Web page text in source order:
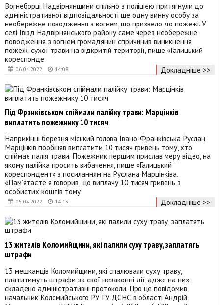
06.04.2022 14:08
Вогнеборці Надвірнянщини спільно з поліцією притягнули до
адміністративної відповідальності ще одну винну особу за
необережне поводження з вогнем, що призвело до пожежі. У
селі Гвізд Надвірнянського району саме через необережне
поводження з вогнем громадянин спричинив виникнення
пожежі сухої трави на відкритій території, пише «Галицький
кореспонде
Докладніше >>
05.04.2022 14:15
Під Франківськом спіймали палійку трави: Марцінків
виплатить пожежнику 10 тисяч
Наприкінці березня міський голова Івано-Франківська Руслан
Марцінків пообіцяв виплатити 10 тисяч гривень тому, хто
спіймає палія трави. Пожежник першим прислав меру відео, на
якому палійка просить вибачення, пише «Галицький
кореспондент» з посиланням на Руслана Марцінківа.
«Пам’ятаєте я говорив, що виплачу 10 тисяч гривень з
особистих коштів тому
Докладніше >>
13 жителів Коломийщини, які палили суху траву, заплатять
штрафи
13 мешканців Коломийщини, які спалювали суху траву,
платитимуть штрафи за свої незаконні дії, адже на них
складено адміністративні протоколи. Про це повідомив
начальник Коломийського РУ ГУ ДСНС в області Андрій